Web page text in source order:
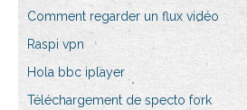
Comment regarder un flux vidéo
Raspi vpn
Hola bbc iplayer
Téléchargement de specto fork